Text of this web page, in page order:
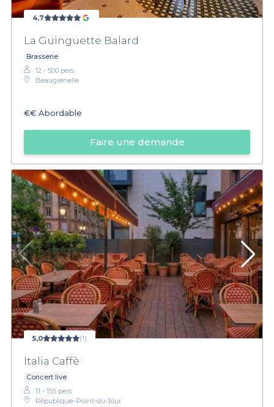
4,7
La Guinguette Balard
Brasserie
12 - 500 pers.
Beaugrenelle
€€ Abordable
Faire une demande
5,0 (1)
Italia Caffè
Concert live
11 - 155 pers.
République–Point-du-Jour